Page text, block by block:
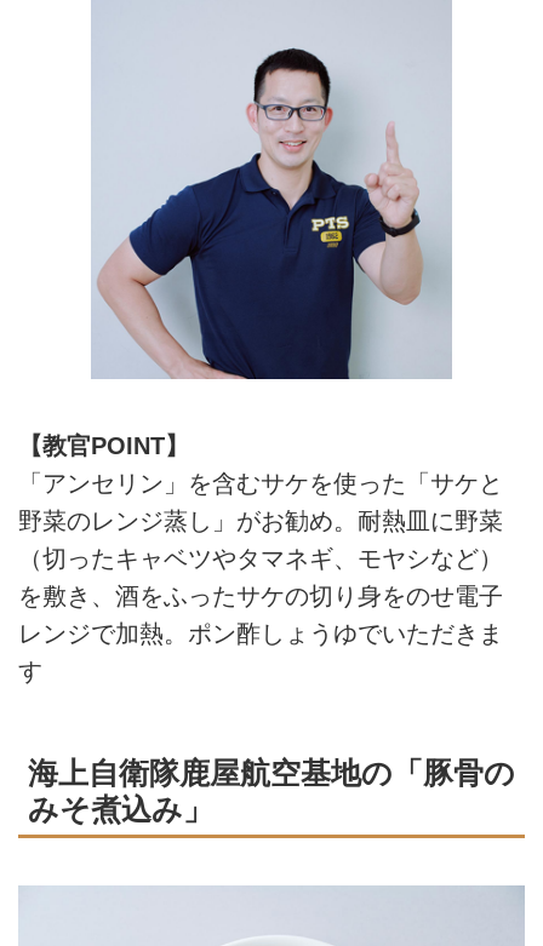
【教官POINT】
「アンセリン」を含むサケを使った「サケと
野菜のレンジ蒸し」がお勧め。耐熱皿に野菜
（切ったキャベツやタマネギ、モヤシなど）
を敷き、酒をふったサケの切り身をのせ電子
レンジで加熱。ポン酢しょうゆでいただきま
す
海上自衛隊鹿屋航空基地の「豚骨の
みそ煮込み」